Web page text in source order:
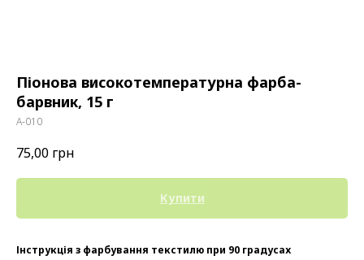
Піонова високотемпературна фарба-
барвник, 15 г
А-010
75,00 грн
Купити
Інструкція з фарбування текстилю при 90 градусах